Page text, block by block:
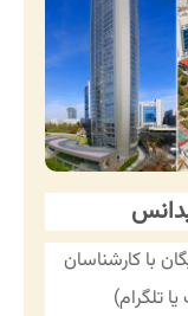
با کارشناسان
تلگرام)